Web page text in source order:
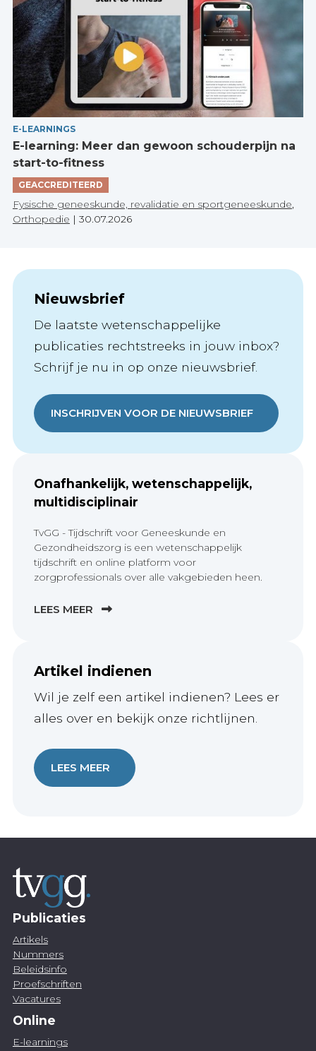
E-LEARNINGS
E-learning: Meer dan gewoon schouderpijn na
start-to-fitness
GEACCREDITEERD
Fysische geneeskunde, revalidatie en sportgeneeskunde
Orthopedie | 30.07.2026
Nieuwsbrief
De laatste wetenschappelijke
publicaties rechtstreeks in jouw inbox?
Schrijf je nu in op onze nieuwsbrief.
INSCHRIJVEN VOOR DE NIEUWSBRIEF
Onafhankelijk, wetenschappelijk,
multidisciplinair
TvGG - Tijdschrift voor Geneeskunde en
Gezondheidszorg is een wetenschappelijk
tijdschrift en online platform voor
zorgprofessionals over alle vakgebieden heen.
LEES MEER
Artikel indienen
Wil je zelf een artikel indienen? Lees er
alles over en bekijk onze richtlijnen.
LEES MEER
Publicaties
Artikels
Nummers
Beleidsinfo
Proefschriften
Vacatures
Online
E-learnings